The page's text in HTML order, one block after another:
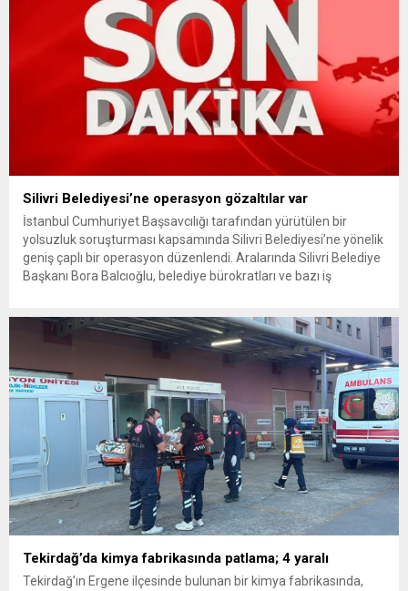
Silivri Belediyesi’ne operasyon gözaltılar var
İstanbul Cumhuriyet Başsavcılığı tarafından yürütülen bir
yolsuzluk soruşturması kapsamında Silivri Belediyesi’ne yönelik
geniş çaplı bir operasyon düzenlendi. Aralarında Silivri Belediye
Başkanı Bora Balcıoğlu, belediye bürokratları ve bazı iş
inceleme ve arama çalışmaları devam ediyor. İstanbul’da...
Tekirdağ’da kimya fabrikasında patlama; 4 yaralı
Tekirdağ’ın Ergene ilçesinde bulunan bir kimya fabrikasında,